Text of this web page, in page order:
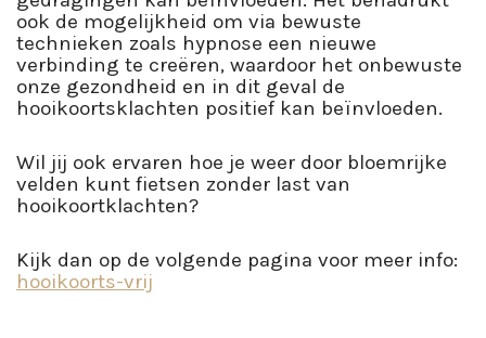
ook de mogelijkheid om via bewuste
technieken zoals hypnose een nieuwe
verbinding te creëren, waardoor het onbewuste
onze gezondheid en in dit geval de
hooikoortsklachten positief kan beïnvloeden.
Wil jij ook ervaren hoe je weer door bloemrijke
velden kunt fietsen zonder last van
hooikoortklachten?
Kijk dan op de volgende pagina voor meer info:
hooikoorts-vrij